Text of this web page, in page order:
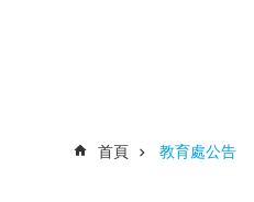
首頁 教育處公告